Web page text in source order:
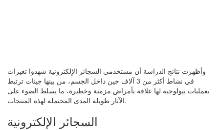
وأظهرت نتائج الدراسة أن مستخدمي السجائر الإلكترونية شهدوا تغيرات
في نشاط أكثر من 3 آلاف جين داخل الجسم، من بينها جينات ترتبط
بعمليات بيولوجية لها علاقة بأمراض مزمنة وخطيرة، ما يسلط الضوء على
الآثار طويلة المدى المحتملة لهذه المنتجات.
السجائر الإلكترونية